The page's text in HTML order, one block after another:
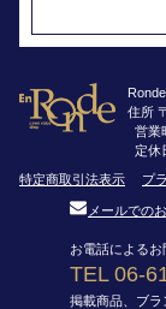
住所
営業
定休
特定商取引法表示
プ
メールでの
お電話による
TEL 06-
掲載商品、ブラ